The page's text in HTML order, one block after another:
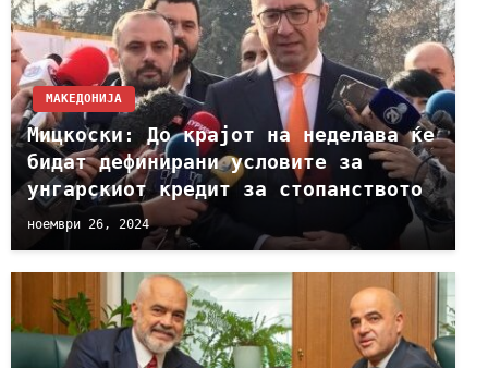
МАКЕДОНИЈА
Мицкоски: До крајот на неделава ќе
бидат дефинирани условите за
унгарскиот кредит за стопанството
ноември 26, 2024